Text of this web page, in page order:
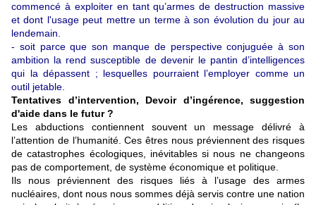
commencé à exploiter en tant qu’armes de destruction massive
et dont l'usage peut mettre un terme à son évolution du jour au
lendemain.
- soit parce que son manque de perspective conjuguée à son
ambition la rend susceptible de devenir le pantin d’intelligences
qui la dépassent ; lesquelles pourraient l’employer comme un
outil jetable.
Tentatives d’intervention, Devoir d’ingérence, suggestion
d'aide dans le futur ?
Les abductions contiennent souvent un message délivré à
l’attention de l’humanité. Ces êtres nous préviennent des risques
de catastrophes écologiques, inévitables si nous ne changeons
pas de comportement, de système économique et politique.
Ils nous préviennent des risques liés à l’usage des armes
nucléaires, dont nous nous sommes déjà servis contre une nation